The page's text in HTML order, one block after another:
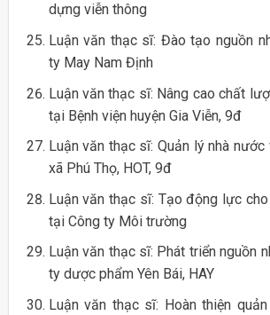
dựng viễn thông
Luận văn thạc sĩ: Đào tạo nguồn
ty May Nam Định
Luận văn thạc sĩ: Nâng cao chất
tại Bệnh viện huyện Gia Viễn, 9đ
Luận văn thạc sĩ: Quản lý nhà nước
xã Phú Thọ, HOT, 9đ
Luận văn thạc sĩ: Tạo động lực
tại Công ty Môi trường
Luận văn thạc sĩ: Phát triển nguồn
ty dược phẩm Yên Bái, HAY
Luận văn thạc sĩ: Hoàn thiện